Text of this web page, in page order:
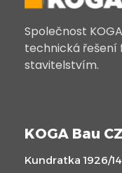
Společnost
technická řešení
stavitelstvím.
KOGA Bau
Kundratka 1926/